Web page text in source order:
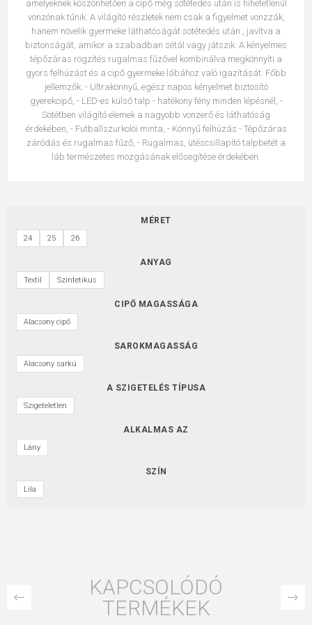
amelyeknek köszönhetően a cipő még sötétedés után is hihetetlenül
vonzónak tűnik. A világító részletek nem csak a figyelmet vonzzák,
hanem növelik gyermeke láthatóságát sötétedés után , javítva a
biztonságát, amikor a szabadban sétál vagy játszik. A kényelmes
tépőzáras rögzítés rugalmas fűzővel kombinálva megkönnyíti a
gyors felhúzást és a cipő gyermeke lábához való igazítását. Főbb
jellemzők: - Ultrakönnyű, egész napos kényelmet biztosító
gyerekcipő, - LED-es külső talp - hatékony fény minden lépésnél, -
Sötétben világító elemek a nagyobb vonzerő és láthatóság
érdekében, - Futballszurkolói minta, - Könnyű felhúzás - Tépőzáras
záródás és rugalmas fűző, - Rugalmas, ütéscsillapító talpbetét a
láb természetes mozgásának elősegítése érdekében.
MÉRET
24 25 26
ANYAG
Textil Szintetikus
CIPŐ MAGASSÁGA
Alacsony cipő
SAROKMAGASSÁG
Alacsony sarkú
A SZIGETELÉS TÍPUSA
Szigeteletlen
ALKALMAS AZ
Lány
SZÍN
Lila
KAPCSOLÓDÓ
TERMÉKEK